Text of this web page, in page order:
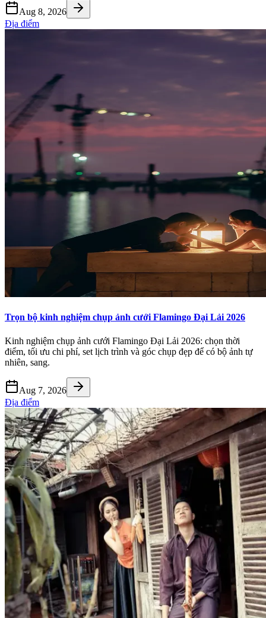
Aug 8, 2026
Địa điểm
Trọn bộ kinh nghiệm chụp ảnh cưới Flamingo Đại Lải 2026
Kinh nghiệm chụp ảnh cưới Flamingo Đại Lải 2026: chọn thời
điểm, tối ưu chi phí, set lịch trình và góc chụp đẹp để có bộ ảnh tự
nhiên, sang.
Aug 7, 2026
Địa điểm